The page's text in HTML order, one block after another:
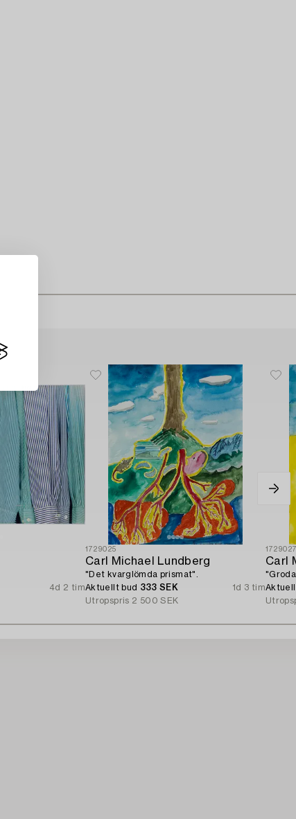
4d 2 tim
1729025
Carl Michael Lundberg
"Det kvarglömda prismat".
Aktuellt bud 333 SEK
1d 3 tim
Utropspris 2 500 SEK
Carl